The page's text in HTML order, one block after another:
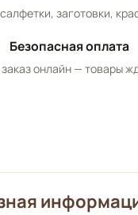
заготовки,
Безопасная оплата
онлайн — товары